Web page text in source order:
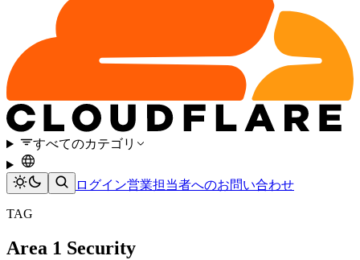
すべてのカテゴリ
ログイン営業担当者へのお問い合わせ
TAG
Area 1 Security